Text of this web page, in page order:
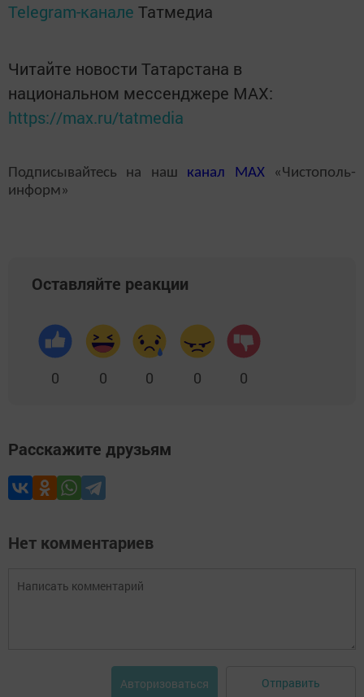
Telegram-канале Татмедиа
Читайте новости Татарстана в
национальном мессенджере MАХ:
https://max.ru/tatmedia
Подписывайтесь на наш канал MAX«Чистополь-
информ»
Оставляйте реакции
0 0 0 0 0
Расскажите друзьям
Нет комментариев
Авторизоваться Отправить